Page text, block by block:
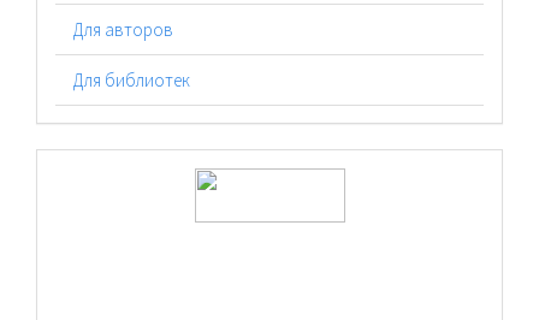
Для авторов
Для библиотек